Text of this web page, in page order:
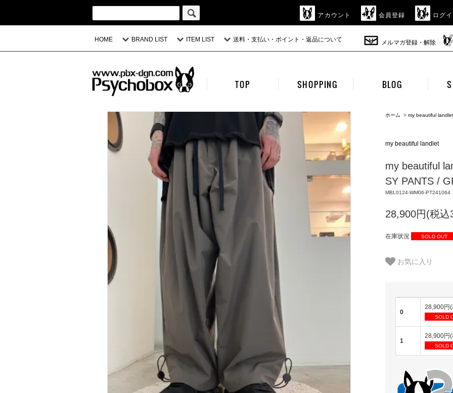
アカウント 会員登録 ログ
HOME BRAND LIST ITEM LIST 送料・支払い・ポイント・返品について メルマガ登録・解除
TOP SHOPPING BLOG
ホーム > my beautiful landlet
my beautiful landlet
my beautiful
SY PANTS /
MBL0124-WM06-PT241064
28,900円(税込
在庫状況 SOLD OUT
お気に入り
0
28,900円
SOLD
1
28,900円
SOLD